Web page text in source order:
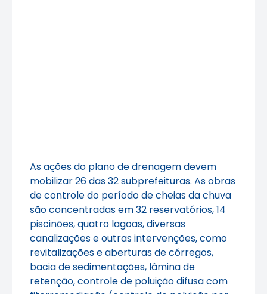
As ações do plano de drenagem devem
mobilizar 26 das 32 subprefeituras. As obras
de controle do período de cheias da chuva
são concentradas em 32 reservatórios, 14
piscinões, quatro lagoas, diversas
canalizações e outras intervenções, como
revitalizações e aberturas de córregos,
bacia de sedimentações, lâmina de
retenção, controle de poluição difusa com